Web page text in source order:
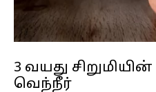
3 வயது
வெந்நீர்